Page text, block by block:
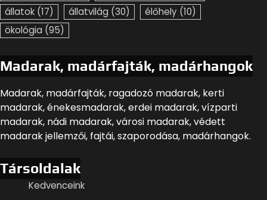
állatok (17) állatvilág (30) élőhely (10)
ökológia (95)
Madarak, madárfajták, madárhangok
Madarak, madárfajták, ragadozó madarak, kerti
madarak, énekesmadarak, erdei madarak, vízparti
madarak, nádi madarak, városi madarak, védett
madarak jellemzői, fajtái, szaporodása, madárhangok.
Társoldalak
Kedvenceink